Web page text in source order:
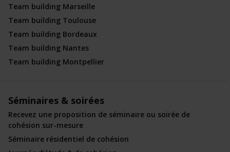
Team building Marseille
Team building Toulouse
Team building Bordeaux
Team building Nantes
Team building Montpellier
Séminaires & soirées
Recevez une proposition de séminaire ou soirée de
cohésion sur-mesure
Séminaire résidentiel de cohésion